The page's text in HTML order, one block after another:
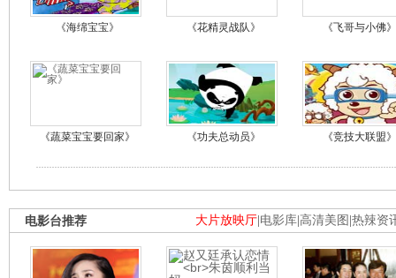
《海绵宝宝》 《花精灵战队》 《飞哥与小佛》
《蔬菜宝宝要回家》 《功夫总动员》 《竞技大联盟》
大片放映厅 电影库 高清美图 热辣资
电影台推荐